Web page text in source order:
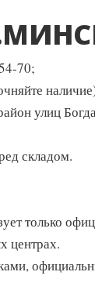
70;
улиц
складом.
только
центрах.